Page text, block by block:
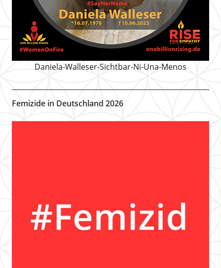
Daniela-Walleser-Sichtbar-Ni-Una-Menos
Femizide in Deutschland 2026